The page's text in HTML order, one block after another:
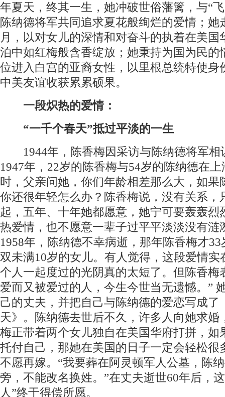
年夏天，终其一生，她冲破世俗藩篱，与“
陈纳德将军共同追求夏花般绚烂的爱情；她
月，以对女儿的深情和对奋斗的执着在美国
泊中如红梅般含香绽放；她秉持为国为民的
位进入白宫的亚裔女性，以里根总统特使身
中美友谊收获累累硕果。
一段炽热的爱情：
“一千个春天”抵过平淡的一生
1944年，陈香梅因采访与陈纳德将军相
1947年，22岁的陈香梅与54岁的陈纳德在
时，父亲问她，你们年龄相差那么大，如果
你还很年轻怎么办？陈香梅说，没有关系，
起，五年、十年她都愿意，她宁可要轰轰烈
热爱情，也不愿意一辈子过平平淡淡没有涟
1958年，陈纳德不幸病逝，那年陈香梅才
双未满10岁的女儿。有人觉得，这段爱情实
个人一起度过的光阴真的太短了。但陈香梅
爱而又被爱过的人，今生今世当无遗憾。”
己的丈夫，并把自己与陈纳德的爱恋写成了
天》。陈纳德去世后不久，许多人向她求婚
梅正带着两个女儿独自在美国华府打拼，如
托付自己，那她在美国的日子一定会轻松很
不愿再嫁。“我要葬在阿灵顿军人公墓，陈
旁，不能改名换姓。”在丈夫逝世60年后，
人”终于得偿所愿。